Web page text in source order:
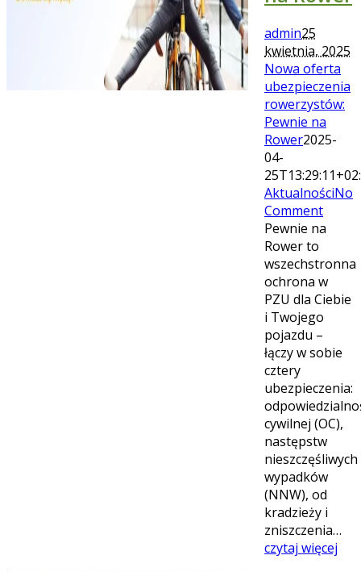
admin25
kwietnia, 2025
Nowa oferta
ubezpieczenia
rowerzystów:
Pewnie na
Rower2025-
04-
AktualnościNo
Comment
Pewnie na
Rower to
wszechstronna
ochrona w
PZU dla Ciebie
i Twojego
pojazdu –
łączy w sobie
cztery
ubezpieczenia:
cywilnej (OC),
następstw
nieszczęśliwych
wypadków
(NNW), od
kradzieży i
zniszczenia…
czytaj więcej